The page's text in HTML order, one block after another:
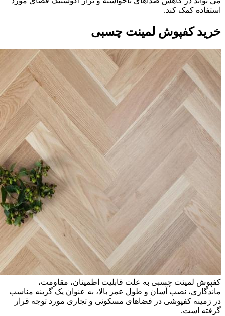
استفاده کمک کند.
خرید کفپوش لمینت چسبی
کفپوش لمینت چسبی به علت قابلیت اطمینان، مقاومت،
ماندگاری، نصب آسان و طول عمر بالا، به عنوان یک گزینه مناسب
در زمینه کفپوشی در فضاهای مسکونی و تجاری مورد توجه قرار
گرفته است.